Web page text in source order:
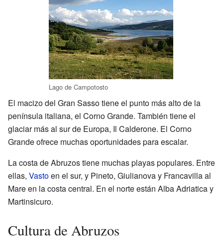
Lago de Campotosto
El macizo del Gran Sasso tiene el punto más alto de la
península italiana, el Corno Grande. También tiene el
glaciar más al sur de Europa, Il Calderone. El Corno
Grande ofrece muchas oportunidades para escalar.
La costa de Abruzos tiene muchas playas populares. Entre
ellas, Vastoen el sur, y Pineto, Giulianova y Francavilla al
Mare en la costa central. En el norte están Alba Adriatica y
Martinsicuro.
Cultura de Abruzos